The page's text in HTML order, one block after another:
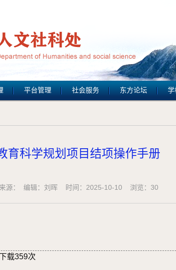
平台管理 社会服务 东方论坛 学
育科学规划项目结项操作手册
源： 编辑：刘晖 时间：2025-10-10 浏览： 30
载359次